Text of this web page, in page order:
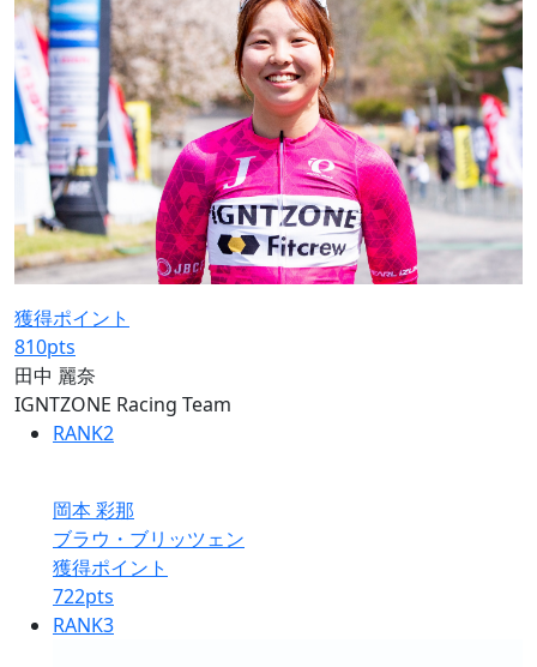
獲得ポイント
810pts
田中 麗奈
IGNTZONE Racing Team
RANK2
岡本 彩那
ブラウ・ブリッツェン
獲得ポイント
722pts
RANK3